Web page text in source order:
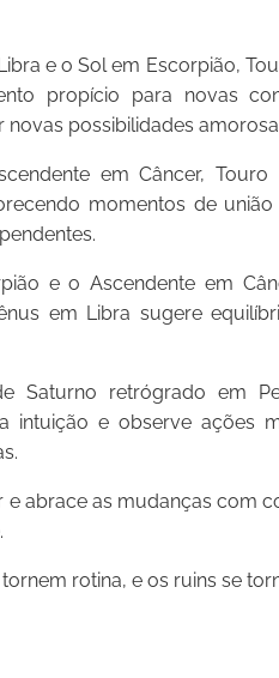
e o Sol em Escorpião,
propício para novas
possibilidades
em Câncer,
momentos de
e o Ascendente em
em Libra sugere
Saturno retrógrado em
intuição e observe ações
abrace as mudanças com
rotina, e os ruins se